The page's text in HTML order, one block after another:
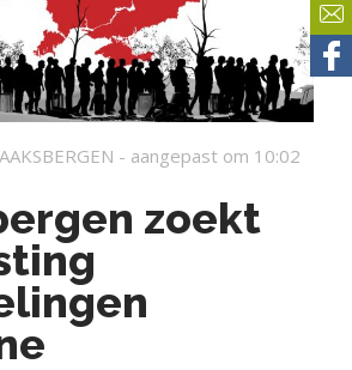
- aangepast om 10:02
zoekt